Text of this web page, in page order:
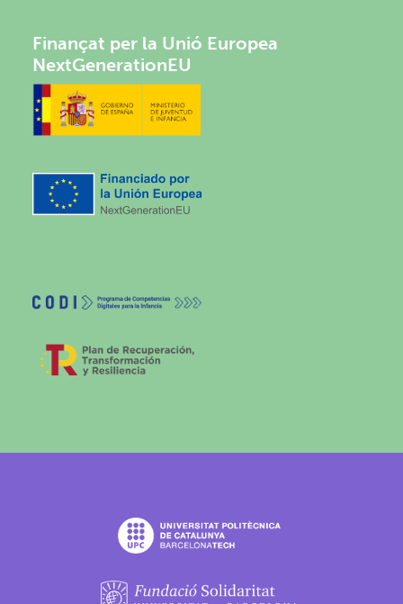
Finançat per la Unió Europea
NextGenerationEU